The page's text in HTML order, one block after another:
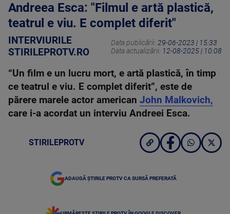
Andreea Esca: "Filmul e artă plastică,
teatrul e viu. E complet diferit"
INTERVIURILE
STIRILEPROTV.RO
Data publicării: 29-06-2023 | 15:33
Data actualizării: 12-08-2025 | 10:08
“Un film e un lucru mort, e artă plastică, în timp
ce teatrul e viu. E complet diferit”, este de
părere marele actor american John Malkovich,
care i-a acordat un interviu Andreei Esca.
STIRILEPROTV
ADAUGĂ ȘTIRILE PROTV CA SURSĂ PREFERATĂ